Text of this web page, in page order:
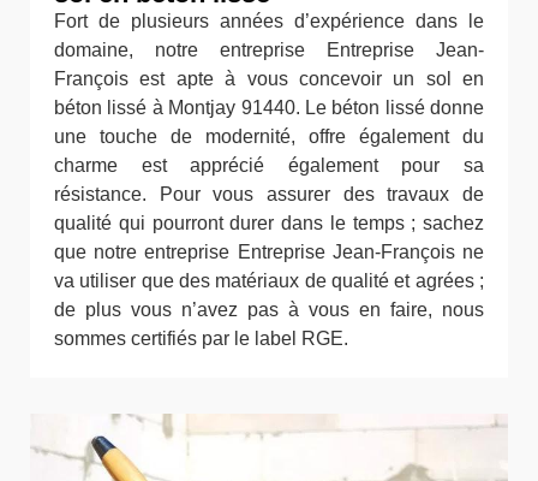
Fort de plusieurs années d’expérience dans le
domaine, notre entreprise Entreprise Jean-
François est apte à vous concevoir un sol en
béton lissé à Montjay 91440. Le béton lissé donne
une touche de modernité, offre également du
charme est apprécié également pour sa
résistance. Pour vous assurer des travaux de
qualité qui pourront durer dans le temps ; sachez
que notre entreprise Entreprise Jean-François ne
va utiliser que des matériaux de qualité et agrées ;
de plus vous n’avez pas à vous en faire, nous
sommes certifiés par le label RGE.